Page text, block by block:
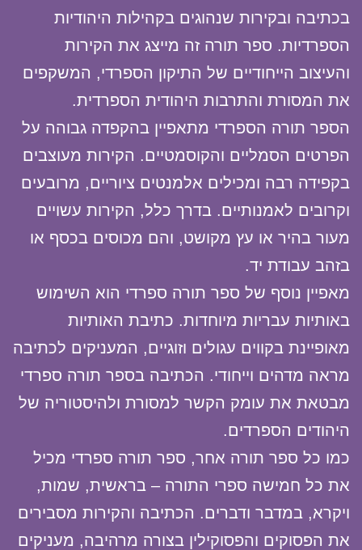
בכתיבה ובקירות שנהוגים בקהילות היהודיות
הספרדיות. ספר תורה זה מייצג את הקירות
והעיצוב הייחודיים של התיקון הספרדי, המשקפים
את המסורת והתרבות היהודית הספרדית.
הספר תורה הספרדי מתאפיין בהקפדה גבוהה על
הפרטים הסמליים והקוסמטיים. הקירות מעוצבים
בקפידה רבה ומכילים אלמנטים ציוריים, מרובעים
וקרובים לאמנותיים. בדרך כלל, הקירות עשויים
מעור בהיר או עץ מקושט, והם מכוסים בכסף או
בזהב עבודת יד.
מאפיין נוסף של ספר תורה ספרדי הוא השימוש
באותיות עבריות מיוחדות. כתיבת האותיות
מאופיינת בקווים עגולים וזוגיים, המעניקים לכתיבה
מראה מדהים וייחודי. הכתיבה בספר תורה ספרדי
מבטאת את עומק הקשר למסורת ולהיסטוריה של
היהודים הספרדים.
כמו כל ספר תורה אחר, ספר תורה ספרדי מכיל
את כל חמישה ספרי התורה – בראשית, שמות,
ויקרא, במדבר ודברים. הכתיבה והקירות מסבירים
את הפסוקים והפסוקילין בצורה מרהיבה, מעניקים